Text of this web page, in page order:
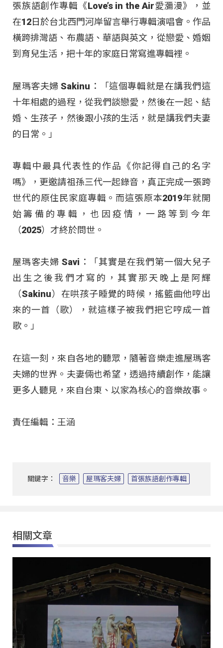
張族語創作專輯《Love’s in the Air愛瀰漫》，並
在12日於台北西門河岸留言舉行專輯演唱會。作品
橫跨排灣語、布農語、華語與英文，從戀愛、婚姻
到育兒生活，把十年的家庭日常寫進專輯裡。
屋瑪客夫婦 Sakinu：「這個專輯就是在講我們這
十年相處的過程，從我們談戀愛，然後在一起、結
婚、生孩子，然後跟小孩的生活，就是講我們夫妻
的日常。」
專輯中最具代表性的作品《你記得自己的名字
嗎》，更邀請祖孫三代一起錄音，真正完成一張跨
世代的原住民家庭專輯。而這張原本2019年就開
始籌備的專輯，也因疫情，一路等到今年
（2025）才終於問世。
屋瑪客夫婦 Savi：「其實是在我們第一個大兒子
出生之後我們才寫的，其實那天晚上是阿輝
（Sakinu）在哄孩子睡覺的時候，搖籃曲他哼出
來的一首（歌），就這樣子被我們把它哼成一首
歌。」
在這一刻，來自各地的聽眾，隨著音樂走進屋瑪客
夫婦的世界。夫妻倆也希望，透過持續創作，能讓
更多人聽見，來自台東、以家為核心的音樂故事。
責任編輯：王涵
關鍵字： 音樂 屋瑪客夫婦 首張族語創作專輯
相關文章